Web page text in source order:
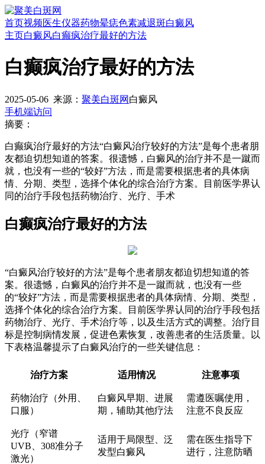
首页视频医生仪器药物晕痣色素减退斑白癜风
主页白癜风白癫疯治疗最好的方法
白癫疯治疗最好的方法
2025-05-06 来源： 聚美白斑网 白癜风
手机端访问
摘要：
白癫疯治疗最好的方法“白癜风治疗较好的方法”是每个患者朋
友都迫切想知道的答案。很遗憾，白癜风的治疗并不是一蹴而
就，也没有一些的“较好”方法，而是需要根据患者的具体病
情、分期、类型，选择个体化的综合治疗方案。目前医学界认
同的治疗手段包括药物治疗、光疗、手术
白癫疯治疗最好的方法
“白癜风治疗较好的方法”是每个患者朋友都迫切想知道的答
案。很遗憾，白癜风的治疗并不是一蹴而就，也没有一些
的“较好”方法，而是需要根据患者的具体病情、分期、类型，
选择个体化的综合治疗方案。目前医学界认同的治疗手段包括
药物治疗、光疗、手术治疗等，以及生活方式的调整。治疗目
标是控制病情发展，促进色素恢复，改善患者的生活质量。以
下表格温馨提示了白癜风治疗的一些关键信息：
治疗方案 适用情况 注意事项
药物治疗（外用、
口服）
白癜风早期、进展
期，辅助其他疗法
需遵医嘱使用，
注意不良反应
光疗（窄谱
UVB、308准分子
激光）
适用于局限型、泛
发型白癜风
需在医生指导下
进行，注意防晒